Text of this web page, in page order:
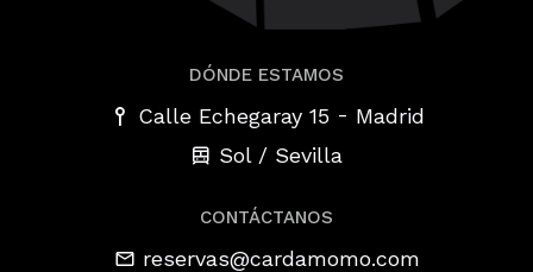
DÓNDE ESTAMOS
Calle Echegaray 15 - Madrid
Sol / Sevilla
CONTÁCTANOS
reservas@cardamomo.com